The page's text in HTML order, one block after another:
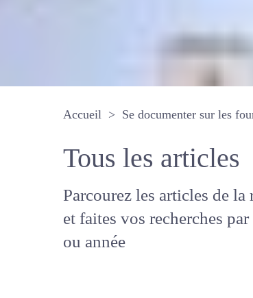
Accueil Se documenter sur
Tous les articles
Parcourez les articles de
Fourrages, et faites vos
mot-clé, auteur ou année